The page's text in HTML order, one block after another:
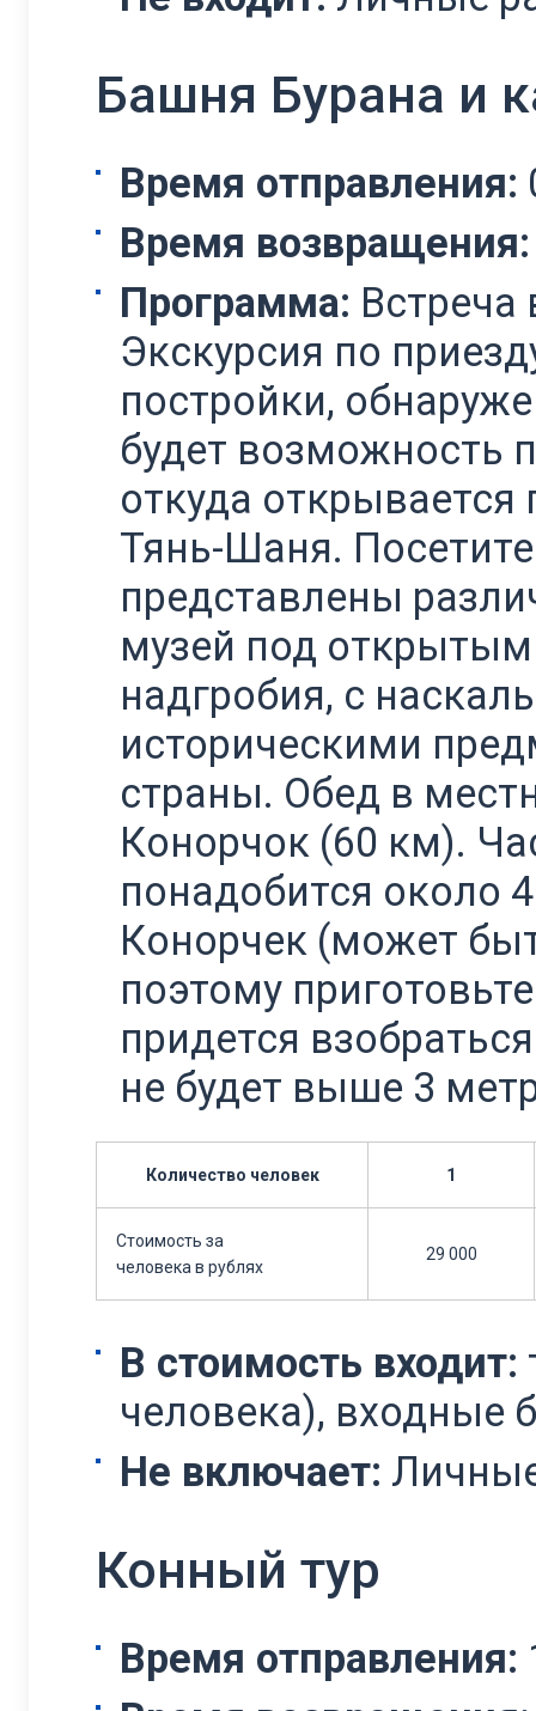
Башня Бурана и
Время отправления:
Время возвращения:
Программа: Встреча
Экскурсия по
постройки,
будет возможность
откуда
Тянь-Шаня.
представлены
музей под
надгробия, с
историческими
страны. Обед в
Конорчок (60 км).
понадобится около
Конорчек (может
поэтому
придется
не будет выше 3
Количество человек 1
Стоимость за
человека в рублях
29 000
В стоимость входит:
человека), входные
Не включает:
Конный тур
Время отправления: